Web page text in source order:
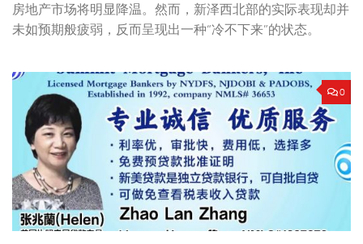
房地产市场将明显降温。然而，新泽西北部的实际表现却并
未如预期般疲弱，反而呈现出一种“冷不下来”的状态。
0